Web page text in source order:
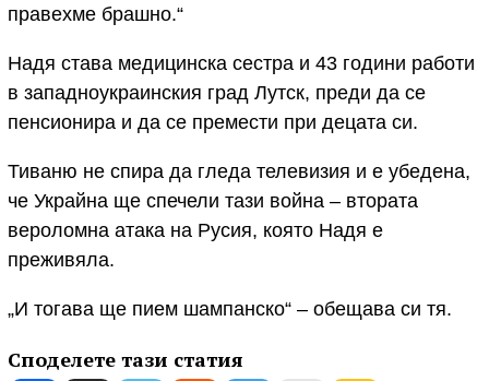
правехме брашно.“
Надя става медицинска сестра и 43 години работи
в западноукраинския град Лутск, преди да се
пенсионира и да се премести при децата си.
Тиваню не спира да гледа телевизия и е убедена,
че Украйна ще спечели тази война – втората
вероломна атака на Русия, която Надя е
преживяла.
„И тогава ще пием шампанско“ – обещава си тя.
Споделете тази статия